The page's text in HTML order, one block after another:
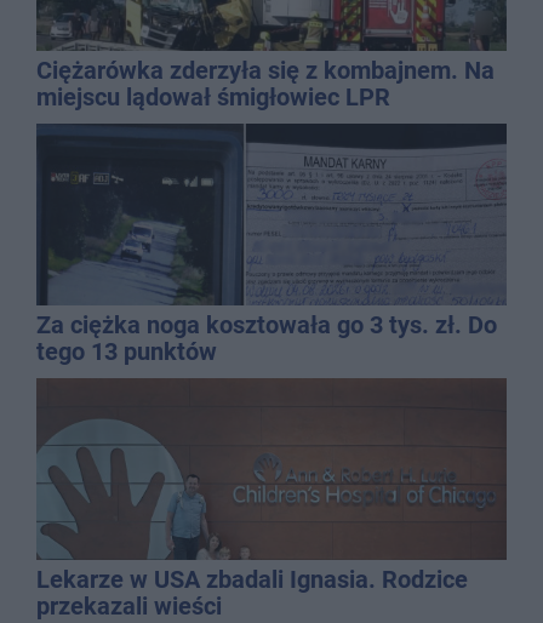
Ciężarówka zderzyła się z kombajnem. Na
miejscu lądował śmigłowiec LPR
Za ciężka noga kosztowała go 3 tys. zł. Do
tego 13 punktów
Lekarze w USA zbadali Ignasia. Rodzice
przekazali wieści